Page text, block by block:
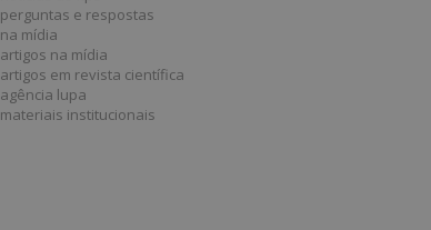
perguntas e respostas
na mídia
artigos na mídia
artigos em revista científica
agência lupa
materiais institucionais